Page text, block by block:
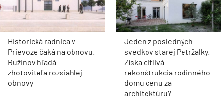
Historický park pri kaštieli
v Senici ožije. Obnova
národnej kultúrnej
Pod asfaltom bola vzácna
dlažba. Nádvorie
Pistoriho paláca dostalo
novú energiu